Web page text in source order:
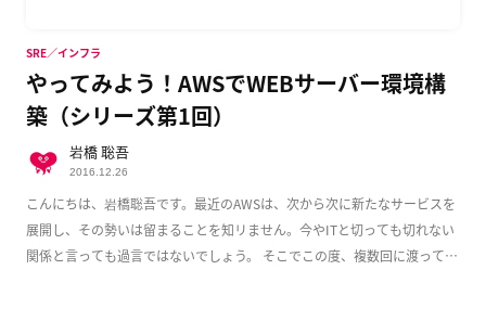
やってみよう！AWSでWEBサーバー環境構
築（シリーズ第1回）
こんにちは、岩橋聡吾です。最近のAWSは、次から次に新たなサービスを
展開し、その勢いは留まることを知リません。今やITと切っても切れない
関係と言っても過言ではないでしょう。 そこでこの度、複数回に渡って
SRE／インフラ
岩橋 聡吾
2016.12.26